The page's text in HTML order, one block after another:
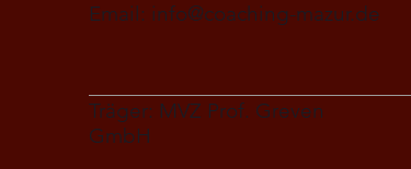
Email: info@coaching-mazur.de
Träger: MVZ Prof. Greven
GmbH